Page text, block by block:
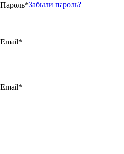
Пароль*Забыли пароль?
Email*
Email*